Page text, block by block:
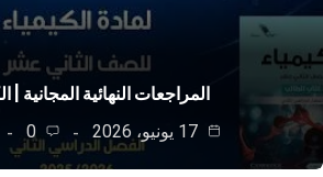
المراجعات النهائية المجانية | الكيمياء…
0
53